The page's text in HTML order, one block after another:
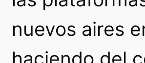
nuevos aires